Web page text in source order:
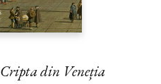
Cripta din Veneția